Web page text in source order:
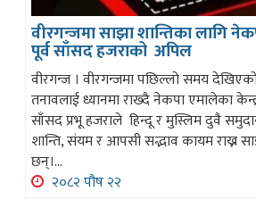
वीरगन्जमा साझा शान्तिका लागि
पूर्व साँसद हजराको अपिल
वीरगन्ज । वीरगन्जमा पछिल्लो समय
तनावलाई ध्यानमा राख्दै नेकपा एमालेका
साँसद प्रभू हजराले हिन्दू र मुस्लिम दुवै
शान्ति, संयम र आपसी सद्भाव कायम राख्न
छन्।...
२०८२ पौष २२